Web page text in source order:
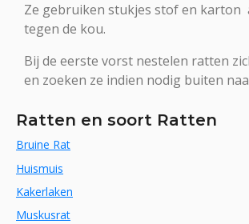
Ze gebruiken stukjes stof en karton
tegen de kou.
Bij de eerste vorst nestelen ratten
en zoeken ze indien nodig buiten
Ratten en soort Ratten
Bruine Rat
Huismuis
Kakerlaken
Muskusrat